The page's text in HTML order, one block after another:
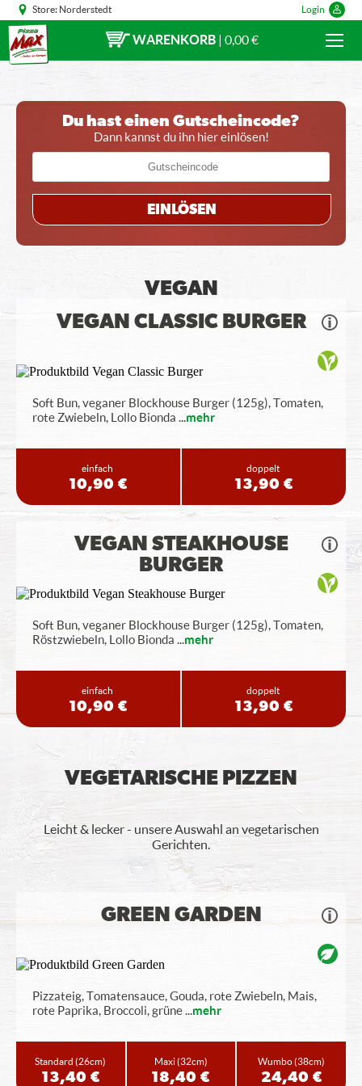
Store: Norderstedt Login
WARENKORB | 0,00 €
Du hast einen Gutscheincode?
Dann kannst du ihn hier einlösen!
EINLÖSEN
VEGAN
VEGAN CLASSIC BURGER
Soft Bun, veganer Blockhouse Burger (125g), Tomaten,
rote Zwiebeln, Lollo Bionda ...mehr
einfach
10,90 €
doppelt
13,90 €
VEGAN STEAKHOUSE
BURGER
Soft Bun, veganer Blockhouse Burger (125g), Tomaten,
Röstzwiebeln, Lollo Bionda ...mehr
einfach
10,90 €
doppelt
13,90 €
VEGETARISCHE PIZZEN
Leicht & lecker - unsere Auswahl an vegetarischen
Gerichten.
GREEN GARDEN
Pizzateig, Tomatensauce, Gouda, rote Zwiebeln, Mais,
rote Paprika, Broccoli, grüne...mehr
Standard(26cm)
13,40 €
Maxi(32cm)
18,40 €
Wumbo(38cm)
24,40 €